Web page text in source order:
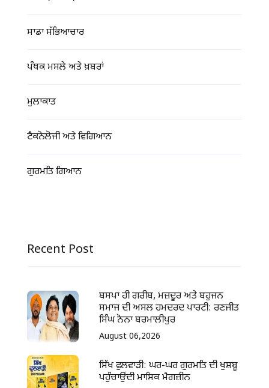
ਸਾਡਾ ਸੱਭਿਆਚਾਰ
ਪੰਥਕ ਮਸਲੇ ਅਤੇ ਖ਼ਬਰਾਂ
ਮੁਲਾਕਾਤ
ਟੈਕਨੋਲੋਜੀ ਅਤੇ ਵਿਗਿਆਨ
ਗੁਰਮਤਿ ਗਿਆਨ
Recent Post
ਬਸਪਾ ਹੀ ਗਰੀਬ, ਮਜ਼ਦੂਰ ਅਤੇ ਬਹੁਜਨ
ਸਮਾਜ ਦੀ ਅਸਲ ਹਮਦਰਦ ਪਾਰਟੀ: ਰਣਜੀਤ
ਸਿੰਘ ਨੋਨਾ ਬਰਮਾਲੀਪੁਰ
August 06,2026
ਸਿੱਖ ਫੁਲਵਾੜੀ: ਘਰ-ਘਰ ਗੁਰਮਤਿ ਦੀ ਖੁਸ਼ਬੂ
ਪਹੁੰਚਾਉਂਦੀ ਮਾਸਿਕ ਮੈਗਜ਼ੀਨ